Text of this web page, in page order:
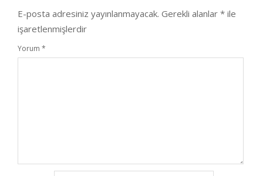
E-posta adresiniz yayınlanmayacak. Gerekli alanlar * ile
işaretlenmişlerdir
Yorum *